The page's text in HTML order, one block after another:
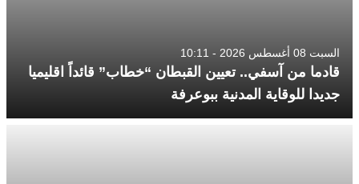
السبت 08 أغسطس 2026 - 10:11
قادما من آسفي.. تعيين القبطان “خطاب” قائداً اقليميا
جديدا للوقاية المدنية ببوعرفة